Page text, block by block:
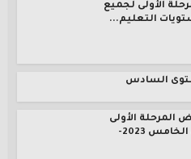
الأولى لجميع
التعليم...
السادس
المرحلة الأولى
المستوى الخامس 2023-